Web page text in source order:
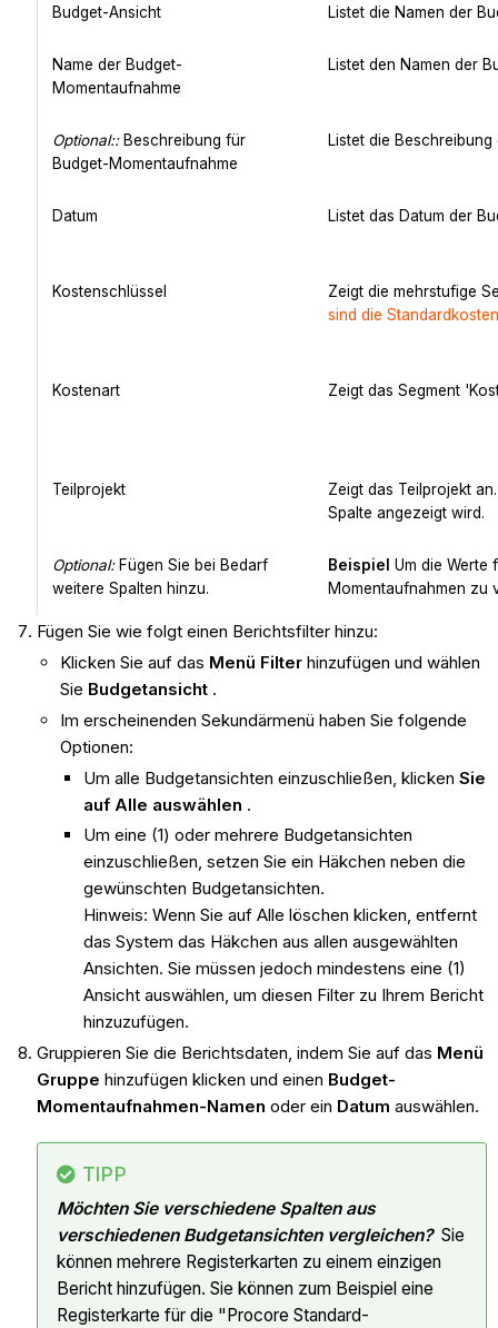
Budget-Ansicht Listet die Namen der
Name der Budget-
Momentaufnahme
Listet den Namen der
Optional::Beschreibung für
Budget-Momentaufnahme
Listet die
Datum Listet das Datum der
Kostenschlüssel
Zeigt die mehrstufige
sind die
Kostenart Zeigt das Segment
Teilprojekt
Zeigt das Teilprojekt
Spalte angezeigt wird.
Optional:Fügen Sie bei Bedarf
weitere Spalten hinzu.
Beispiel Um die Werte
Momentaufnahmen zu
Fügen Sie wie folgt einen Berichtsfilter hinzu:
Klicken Sie auf das Menü Filterhinzufügen und wählen
Sie Budgetansicht.
Im erscheinenden Sekundärmenü haben Sie folgende
Optionen:
Um alle Budgetansichten einzuschließen, klicken Sie
auf Alle auswählen .
Um eine (1) oder mehrere Budgetansichten
einzuschließen, setzen Sie ein Häkchen neben die
gewünschten Budgetansichten.
Hinweis: Wenn Sie auf Alle löschen klicken, entfernt
das System das Häkchen aus allen ausgewählten
Ansichten. Sie müssen jedoch mindestens eine (1)
Ansicht auswählen, um diesen Filter zu Ihrem Bericht
hinzuzufügen.
Gruppieren Sie die Berichtsdaten, indem Sie auf das Menü
Gruppe hinzufügen klicken und einen Budget-
Momentaufnahmen-Namen oder ein Datum auswählen.
TIPP
Möchten Sie verschiedene Spalten aus
verschiedenen Budgetansichten vergleichen? Sie
können mehrere Registerkarten zu einem einzigen
Bericht hinzufügen. Sie können zum Beispiel eine
Registerkarte für die "Procore Standard-